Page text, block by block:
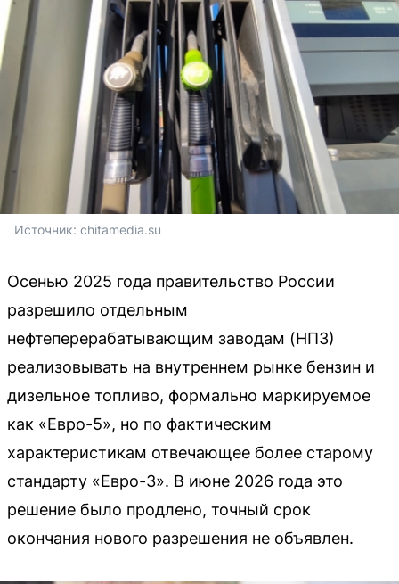
Источник: chitamedia.su
Осенью 2025 года правительство России
разрешило отдельным
нефтеперерабатывающим заводам (НПЗ)
реализовывать на внутреннем рынке бензин и
дизельное топливо, формально маркируемое
как «Евро-5», но по фактическим
характеристикам отвечающее более старому
стандарту «Евро-3». В июне 2026 года это
решение было продлено, точный срок
окончания нового разрешения не объявлен.